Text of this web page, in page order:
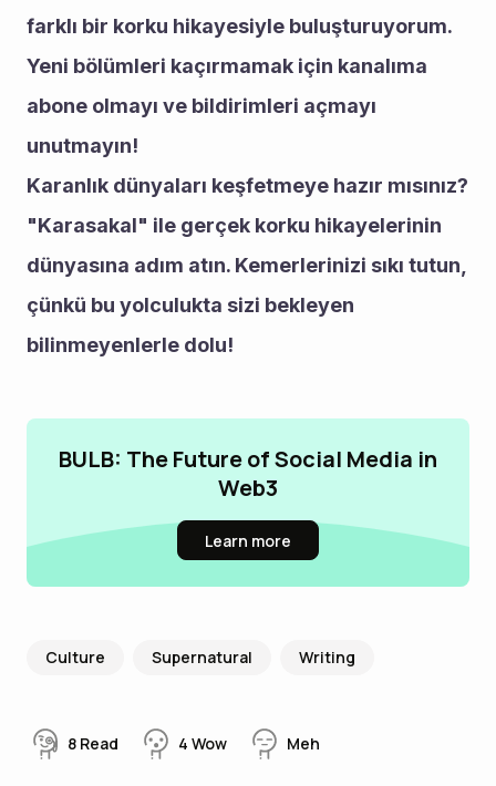
farklı bir korku hikayesiyle buluşturuyorum.
Yeni bölümleri kaçırmamak için kanalıma
abone olmayı ve bildirimleri açmayı
unutmayın!
Karanlık dünyaları keşfetmeye hazır mısınız?
"Karasakal" ile gerçek korku hikayelerinin
dünyasına adım atın. Kemerlerinizi sıkı tutun,
çünkü bu yolculukta sizi bekleyen
bilinmeyenlerle dolu!
BULB: The Future of Social Media in
Web3
Learn more
Culture Supernatural Writing
8 Read 4 Wow Meh